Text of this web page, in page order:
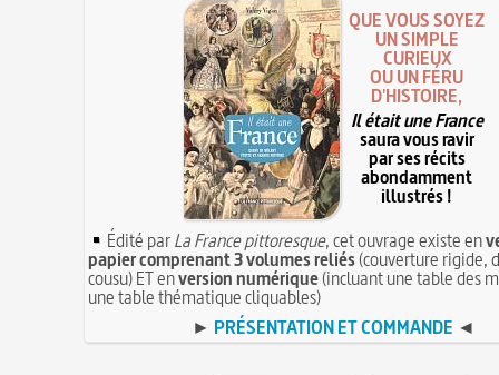
QUE VOUS SOYEZ
UN SIMPLE
CURIEUX
OU UN FÉRU
D'HISTOIRE,
Il était une France
saura vous ravir
par ses récits
abondamment
illustrés !
Édité parLa France pittoresque, cet ouvrage existe en
papier comprenant 3 volumes reliés(couverture rigide,
cousu) ET enversion numérique(incluant une table des
une table thématique cliquables)
► PRÉSENTATION ET COMMANDE ◄